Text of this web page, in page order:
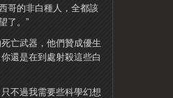
哥的非白種人，全都該
了。”
亡武器，他們贊成優生
還是在到處射殺這些白
不過我需要些科學幻想